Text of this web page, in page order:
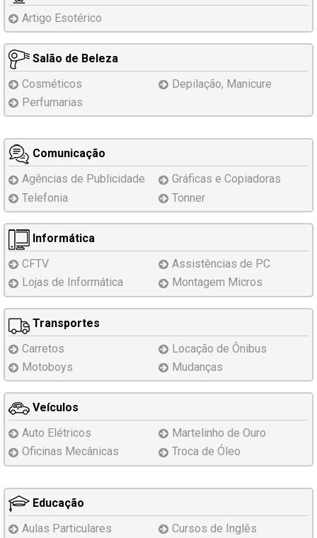
Artigo Esotérico
Salão de Beleza
Cosméticos
Depilação, Manicure
Perfumarias
Comunicação
Agências de Publicidade
Gráficas e Copiadoras
Telefonia
Tonner
Informática
CFTV
Assistências de PC
Lojas de Informática
Montagem Micros
Transportes
Carretos
Locação de Ônibus
Motoboys
Mudanças
Veículos
Auto Elétricos
Martelinho de Ouro
Oficinas Mecânicas
Troca de Óleo
Educação
Aulas Particulares
Cursos de Inglês